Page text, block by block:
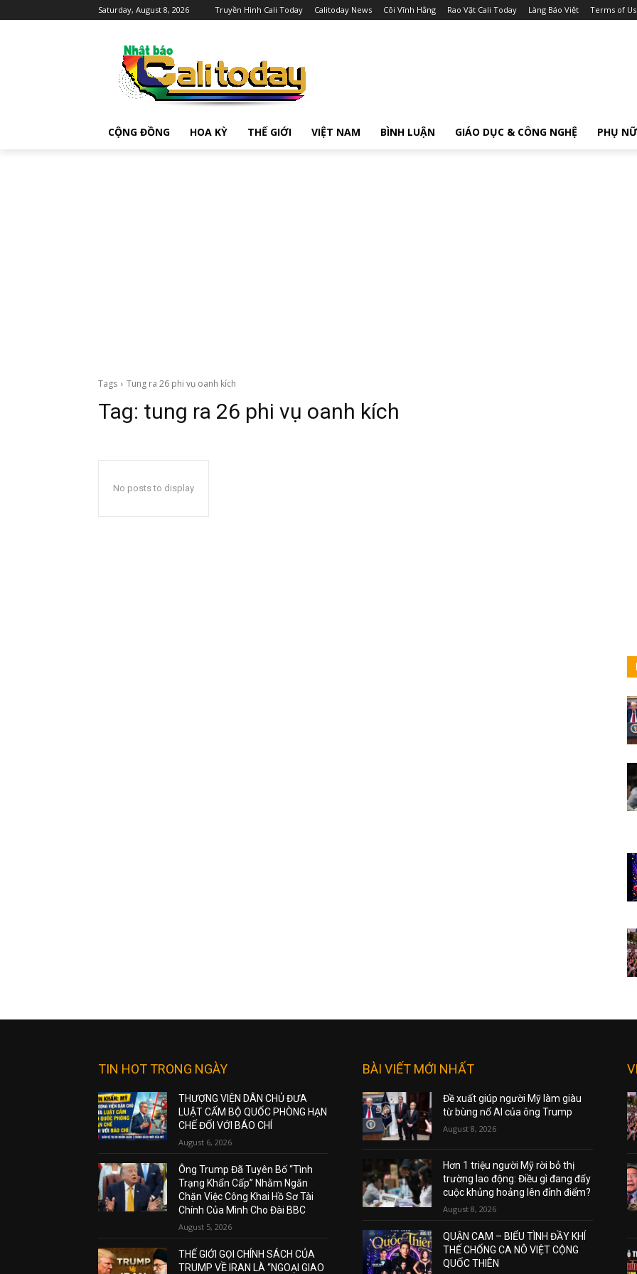
Saturday, August 8, 2026 Truyền Hình Cali Today Calitoday News Cõi Vĩnh Hằng Rao Vặt Cali Today Làng Báo Việt Terms of
CỘNG ĐỒNG HOA KỲ THẾ GIỚI VIỆT NAM BÌNH LUẬN GIÁO DỤC & CÔNG NGHỆ PHỤ NỮ
Tags Tung ra 26 phi vụ oanh kích
Tag: tung ra 26 phi vụ oanh kích
No posts to display
TIN HOT TRONG NGÀY
THƯỢNG VIỆN DÂN CHỦ ĐƯA
LUẬT CẤM BỘ QUỐC PHÒNG HẠN
CHẾ ĐỐI VỚI BÁO CHÍ
August 6, 2026
Ông Trump Đã Tuyên Bố “Tình
Trạng Khẩn Cấp” Nhằm Ngăn
Chặn Việc Công Khai Hồ Sơ Tài
Chính Của Mình Cho Đài BBC
August 5, 2026
THẾ GIỚI GỌI CHÍNH SÁCH CỦA
TRUMP VỀ IRAN LÀ “NGOẠI GIAO
BÀI VIẾT MỚI NHẤT
Đề xuất giúp người Mỹ làm giàu
từ bùng nổ AI của ông Trump
August 8, 2026
Hơn 1 triệu người Mỹ rời bỏ thị
trường lao động: Điều gì đang đẩy
cuộc khủng hoảng lên đỉnh điểm?
August 8, 2026
QUẬN CAM – BIỂU TÌNH ĐẦY KHÍ
THẾ CHỐNG CA NÔ VIỆT CỘNG
QUỐC THIÊN